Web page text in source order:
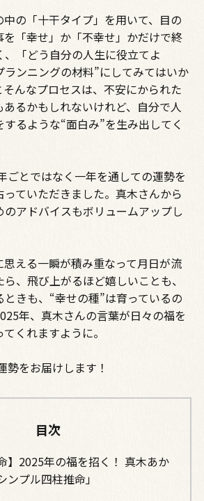
の「十干タイプ」を用いて、目の
「幸せ」か「不幸せ」かだけで終
「どう自分の人生に役立てよ
ランニングの材料”にしてみてはいか
んなプロセスは、不安にかられた
あるかもしれないけれど、自分で人
るような“面白み”を生み出してく
ごとではなく一年を通しての運勢を
ていただきました。真木さんから
アドバイスもボリュームアップし
える一瞬が積み重なって月日が流
、飛び上がるほど嬉しいことも、
きも、“幸せの種”は育っているの
年、真木さんの言葉が日々の福を
くれますように。
勢をお届けします！
目次
】2025年の福を招く！ 真木あか
ンプル四柱推命」